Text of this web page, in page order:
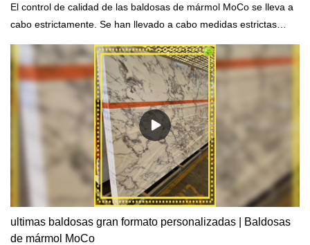
El control de calidad de las baldosas de mármol MoCo se lleva a
cabo estrictamente. Se han llevado a cabo medidas estrictas
prueba regulares para atender a los elementos estructurales del
edificio.
ultimas baldosas gran formato personalizadas | Baldosas
de mármol MoCo